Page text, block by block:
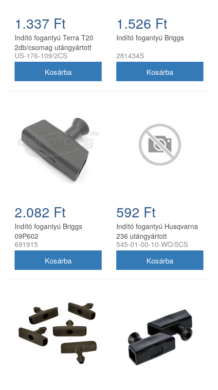
1.337 Ft
Indító fogantyú Terra T20
2db/csomag utángyártott
US-176-109/2CS
1.526 Ft
Indító fogantyú Briggs
281434S
2.082 Ft
Indító fogantyú Briggs
09P602
691915
592 Ft
Indító fogantyú Husqvarna
236 utángyártott
545-01-00-10-WO/5CS